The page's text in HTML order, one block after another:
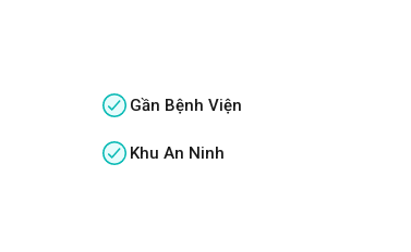
Gần Bệnh Viện
Khu An Ninh